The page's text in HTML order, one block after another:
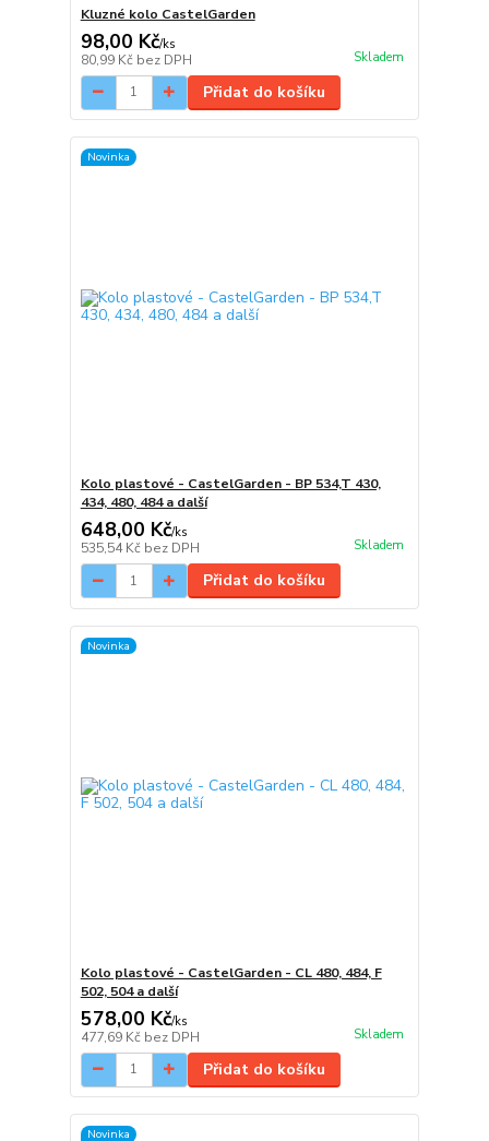
Kluzné kolo CastelGarden
98,00 Kč/ks
80,99 Kč bez DPH Skladem
Přidat do košíku
Novinka
Kolo plastové - CastelGarden - BP 534,T 430,
434, 480, 484 a další
648,00 Kč/ks
535,54 Kč bez DPH Skladem
Přidat do košíku
Novinka
Kolo plastové - CastelGarden - CL 480, 484, F
502, 504 a další
578,00 Kč/ks
477,69 Kč bez DPH Skladem
Přidat do košíku
Novinka